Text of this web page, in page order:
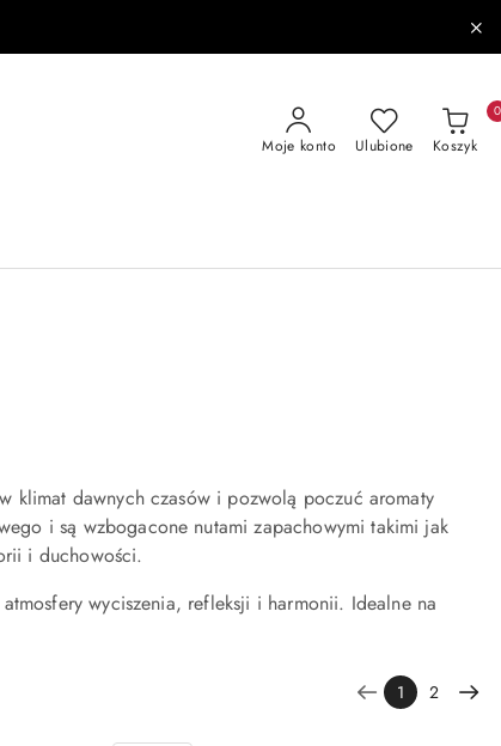
Moje konto Ulubione Koszyk
0
klimat dawnych czasów i pozwolą poczuć aromaty
i są wzbogacone nutami zapachowymi takimi jak
i duchowości.
wyciszenia, refleksji i harmonii. Idealne na
1 2